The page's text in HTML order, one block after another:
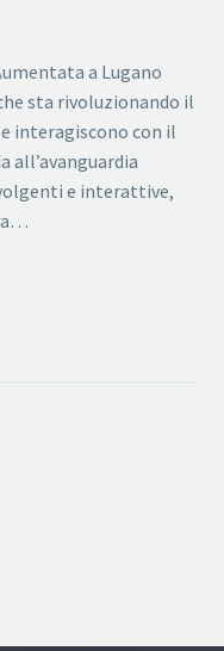
a Lugano
sta rivoluzionando il
interagiscono con il
all’avanguardia
e interattive,